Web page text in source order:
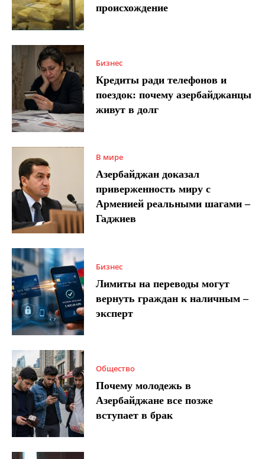
происхождение
Бизнес
Кредиты ради телефонов и
поездок: почему азербайджанцы
живут в долг
В мире
Азербайджан доказал
приверженность миру с
Арменией реальными шагами –
Гаджиев
Бизнес
Лимиты на переводы могут
вернуть граждан к наличным –
эксперт
Общество
Почему молодежь в
Азербайджане все позже
вступает в брак